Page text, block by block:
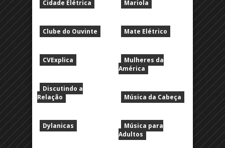
Cidade Elétrica
Clube do Ouvinte
CVExplica
Discutindo a
Relação
Dylanicas
Mariola
Mate Elétrico
Mulheres da
América
Música da Cabeça
Música para
Adultos